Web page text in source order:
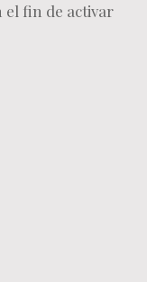
el fin de activar